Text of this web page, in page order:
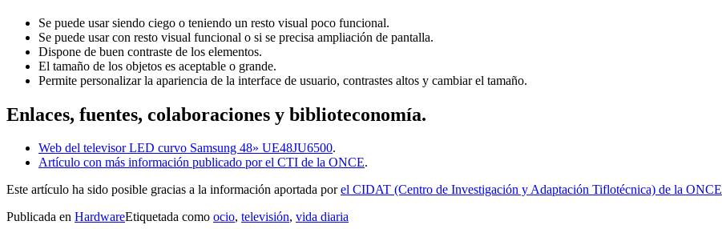
Se puede usar siendo ciego o teniendo un resto visual poco funcional.
Se puede usar con resto visual funcional o si se precisa ampliación de pantalla.
Dispone de buen contraste de los elementos.
El tamaño de los objetos es aceptable o grande.
Permite personalizar la apariencia de la interface de usuario, contrastes altos y cambiar el tamaño.
Enlaces, fuentes, colaboraciones y biblioteconomía.
Web del televisor LED curvo Samsung 48» UE48JU6500.
Artículo con más información publicado por el CTI de la ONCE.
Este artículo ha sido posible gracias a la información aportada porel CIDAT (Centro de Investigación y Adaptación Tiflotécnica) de la ONCE
Publicada en HardwareEtiquetada como ocio, televisión, vida diaria